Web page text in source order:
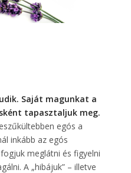
Saját magunkat a
tapasztaljuk meg.
egós a
inkább az egós
meglátni és figyelni
A „hibájuk” – illetve